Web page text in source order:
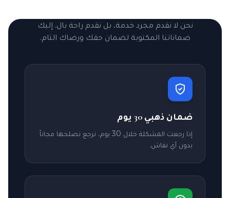
نحن لا نقدم مجرد خدمة، بل نقدم راحة بال. إليك
ضماناتنا المكتوبة لضمان حقك ورضاك التام.
ضمان ذهبي 30 يوم
إذا رجعت المشكلة خلال 30 يوم، نرجع نصلحها مجاناً
بدون أي نقاش.